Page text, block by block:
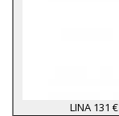
LINA 131 €